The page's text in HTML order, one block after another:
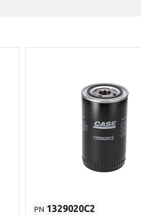
PN 1329020C2